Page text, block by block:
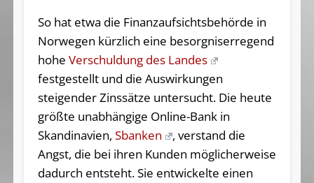
So hat etwa die Finanzaufsichtsbehörde in
Norwegen kürzlich eine besorgniserregend
hohe Verschuldung des Landes
festgestellt und die Auswirkungen
steigender Zinssätze untersucht. Die heute
größte unabhängige Online-Bank in
Skandinavien, Sbanken
, verstand die
Angst, die bei ihren Kunden möglicherweise
dadurch entsteht. Sie entwickelte einen